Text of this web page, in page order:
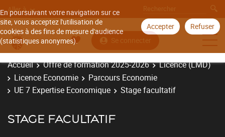
En poursuivant votre navigation sur ce
site, vous acceptez l'utilisation de
cookies à des fins de mesure d'audience
(statistiques anonymes).
Accepter Refuser
Aller à
Se connecter
Accueil Offre de formation 2025-2026
Licence (LMD)
Licence Economie
Parcours Economie
UE 7 Expertise Economique
Stage facultatif
STAGE FACULTATIF